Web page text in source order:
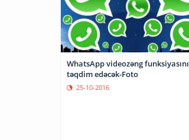
WhatsApp videozəng funksiyasını
təqdim edəcək-Foto
25-10-2016